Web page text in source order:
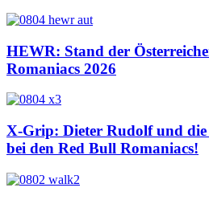
HEWR: Stand der
Romaniacs 2026
X-Grip: Dieter Rudolf und
bei den Red Bull Romaniacs!